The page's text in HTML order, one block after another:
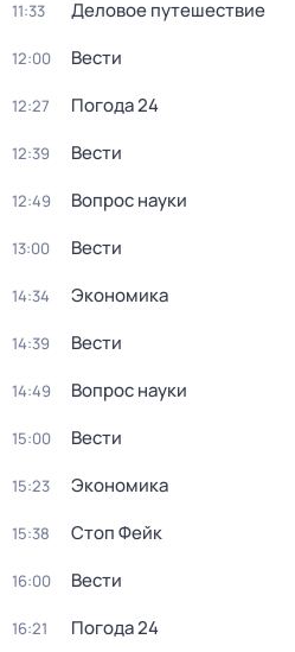
11:33 Деловое путешествие
12:00 Вести
12:27 Погода 24
12:39 Вести
12:49 Вопрос науки
13:00 Вести
14:34 Экономика
14:39 Вести
14:49 Вопрос науки
15:00 Вести
15:23 Экономика
15:38 Стоп Фейк
16:00 Вести
16:21 Погода 24